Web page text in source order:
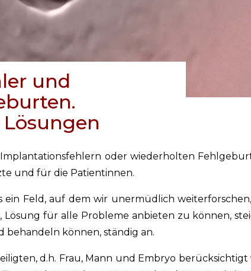
und
oder wiederholten
und für die Patientinnen.
ein Feld, auf dem wir unermüdlich
für alle Probleme anbieten zu können,
behandeln können, ständig an.
d.h. Frau, Mann und Embryo berücksichtigt